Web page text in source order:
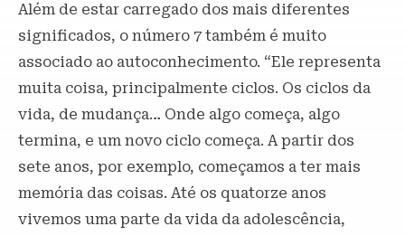
Além de estar carregado dos mais diferentes
significados, o número 7 também é muito
associado ao autoconhecimento. “Ele representa
muita coisa, principalmente ciclos. Os ciclos da
vida, de mudança… Onde algo começa, algo
termina, e um novo ciclo começa. A partir dos
sete anos, por exemplo, começamos a ter mais
memória das coisas. Até os quatorze anos
vivemos uma parte da vida da adolescência,